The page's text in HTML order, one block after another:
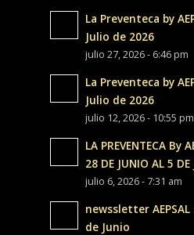
La Preventeca by
Julio de 2026
julio 27, 2026 - 6:46 pm
La Preventeca by
Julio de 2026
julio 12, 2026 - 10:55 pm
LA PREVENTECA By
28 DE JUNIO AL 5
julio 6, 2026 - 7:31 am
newssletter
de Junio